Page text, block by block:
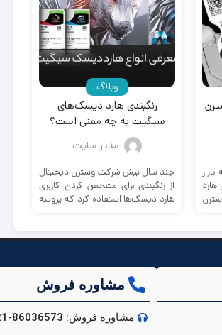
هارد
وبلاگ
رنگبندی هارد دیسک‌های
سیگیت به چه معنی است؟
مدیر سایت
چند سال پیش شرکت وسترن دیجیتال
از رنگبندی برای مشخص کردن کاربری
هارد دیسک‌ها استفاده کرد که پروسه
مشاوره فروش
مشاوره فروش: 86036573-021